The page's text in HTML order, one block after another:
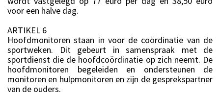
voor een halve dag.
ARTIKEL 6
Hoofdmonitoren staan in voor de coördinatie van de
sportweken. Dit gebeurt in samenspraak met de
sportdienst die de hoofdcoördinatie op zich neemt. De
hoofdmonitoren begeleiden en ondersteunen de
monitoren en hulpmonitoren en zijn de gesprekspartner
van de ouders.